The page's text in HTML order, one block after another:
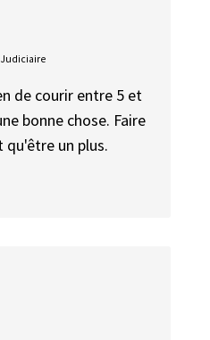
de courir entre 5 et
bonne chose. Faire
un plus.